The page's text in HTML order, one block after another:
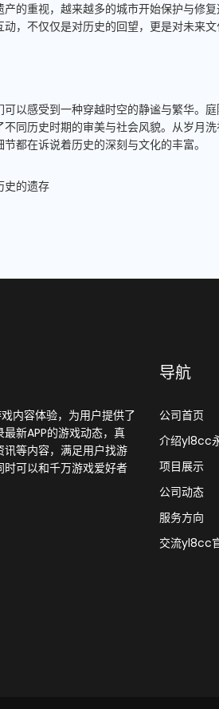
的重视，越来越多的城市开始保护与修
，不仅仅是对历史的回望，更是对未来文
以感受到一种穿越时空的静谧与繁华。
同历史时期的审美与社会风貌。从岁月
都在诉说着历史的深刻与文化的丰富。
史的遗存
内容体验，为用户提供了
新APP的游戏动态，真
等内容，满足用户找游
可以和千万游戏爱好者
导航
公司首页
介绍yl8cc
项目展示
公司动态
服务方向
交流yl8cc